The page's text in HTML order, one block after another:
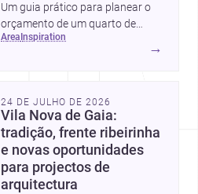
Um guia prático para planear o
orçamento de um quarto de
vestir em Portugal, com
escondidas.
area inspiration
→
24 DE JULHO DE 2026
Vila Nova de Gaia:
tradição, frente ribeirinha
e novas oportunidades
para projectos de
arquitectura